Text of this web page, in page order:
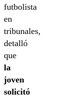
futbolista
en
tribunales,
detalló
que
la
joven
solicitó